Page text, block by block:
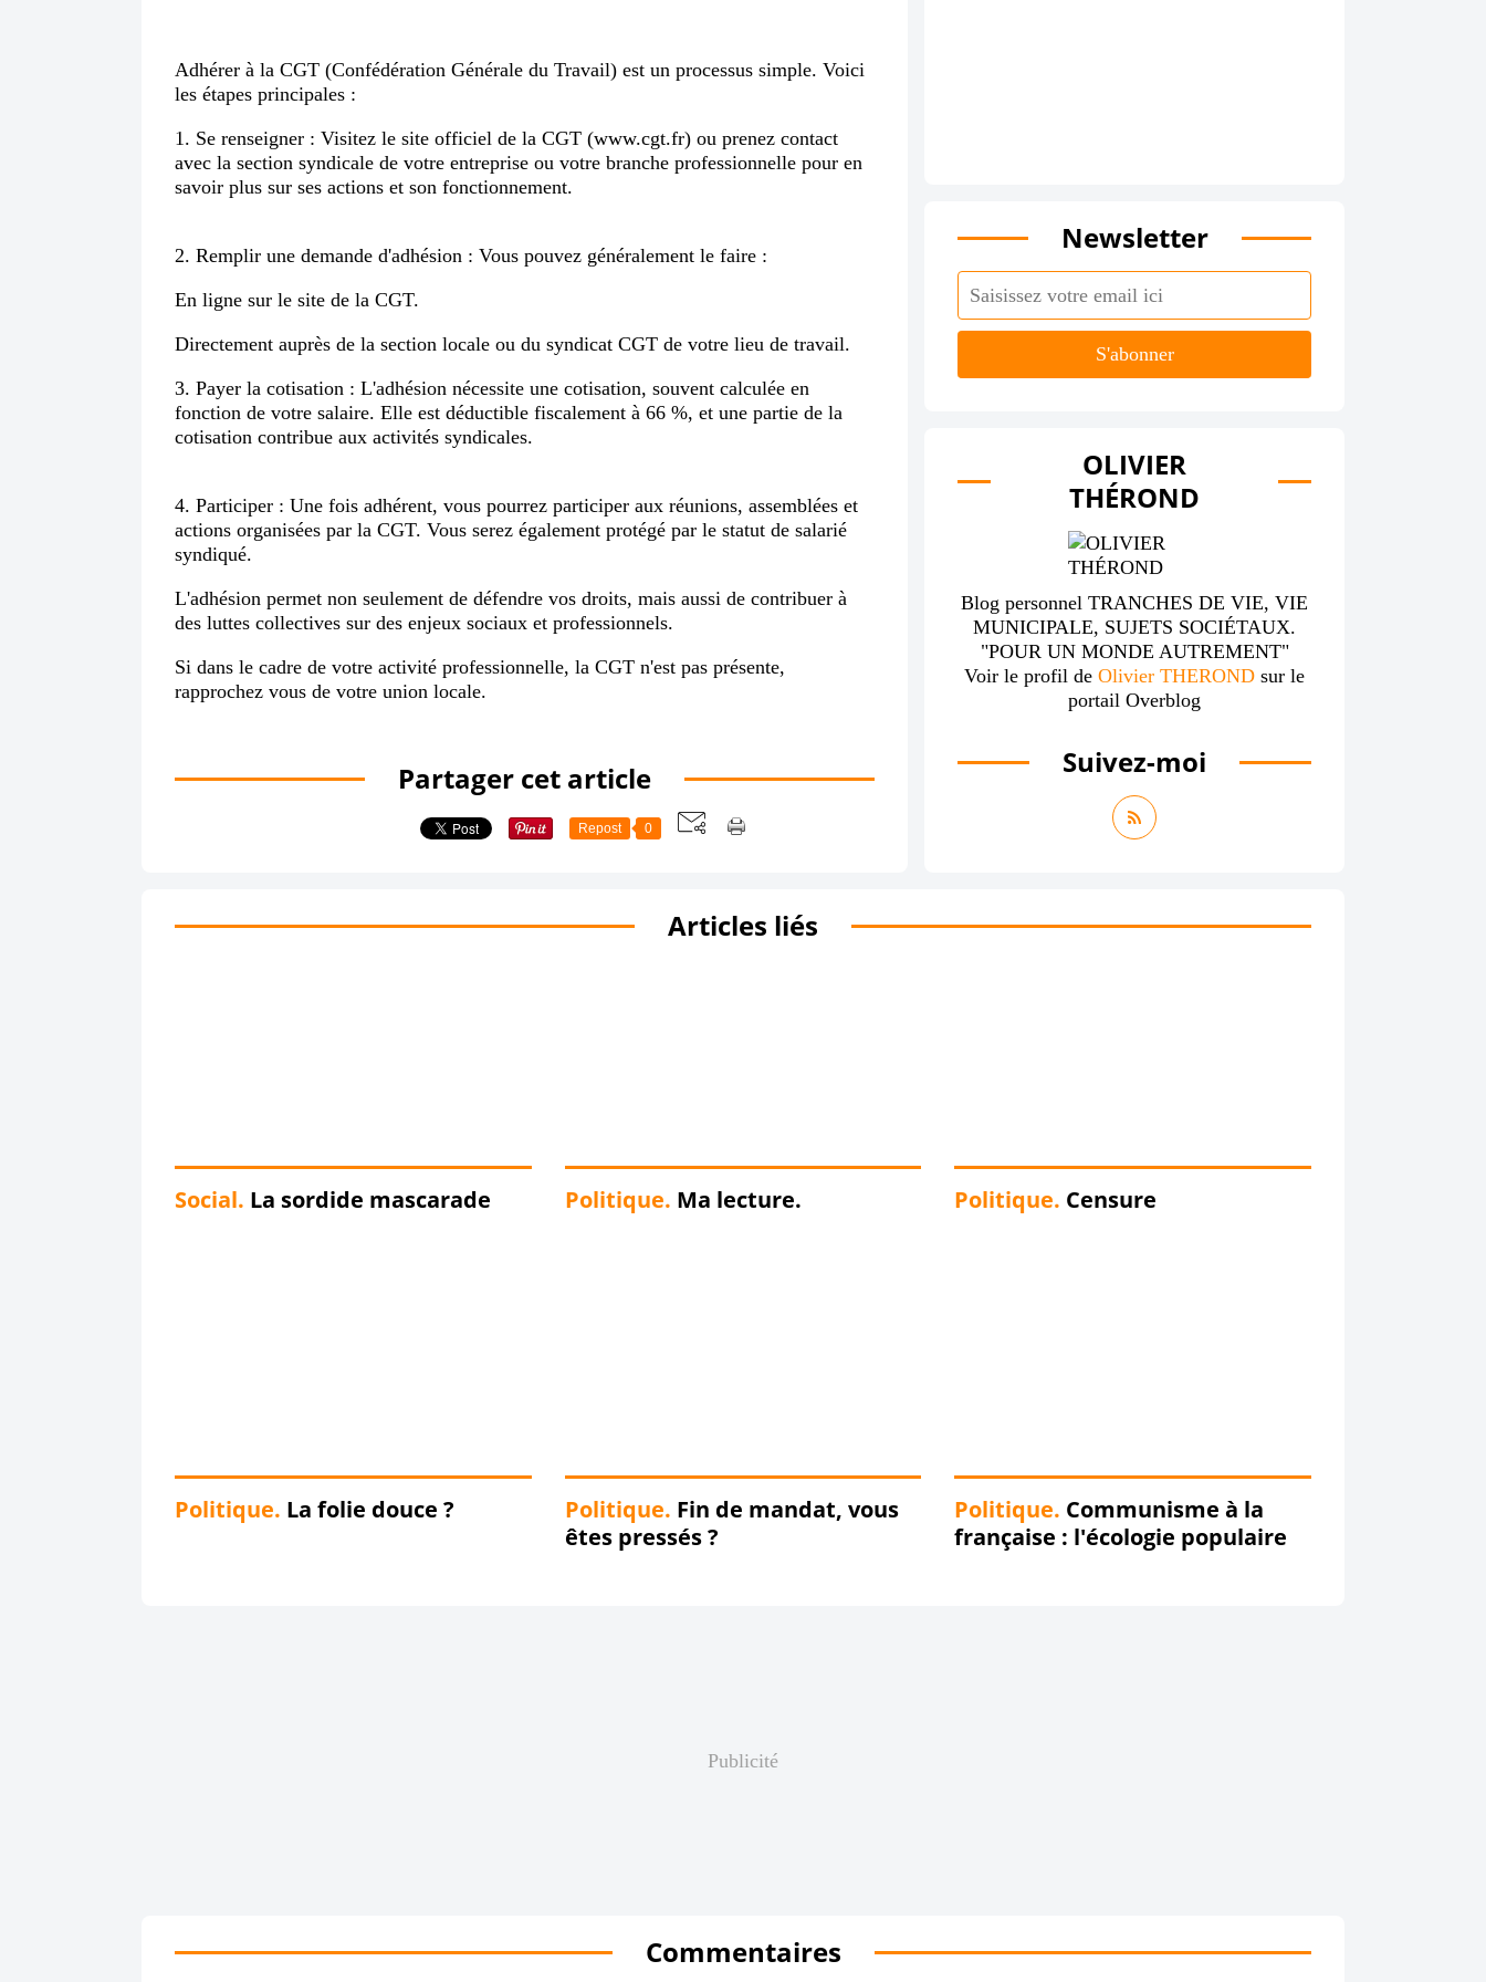
Adhérer à la CGT (Confédération Générale du Travail) est un processus simple. Voici
les étapes principales :
1. Se renseigner : Visitez le site officiel de la CGT (www.cgt.fr) ou prenez contact
avec la section syndicale de votre entreprise ou votre branche professionnelle pour en
savoir plus sur ses actions et son fonctionnement.
2. Remplir une demande d'adhésion : Vous pouvez généralement le faire :
En ligne sur le site de la CGT.
Directement auprès de la section locale ou du syndicat CGT de votre lieu de travail.
3. Payer la cotisation : L'adhésion nécessite une cotisation, souvent calculée en
fonction de votre salaire. Elle est déductible fiscalement à 66 %, et une partie de la
cotisation contribue aux activités syndicales.
4. Participer : Une fois adhérent, vous pourrez participer aux réunions, assemblées et
actions organisées par la CGT. Vous serez également protégé par le statut de salarié
syndiqué.
L'adhésion permet non seulement de défendre vos droits, mais aussi de contribuer à
des luttes collectives sur des enjeux sociaux et professionnels.
Si dans le cadre de votre activité professionnelle, la CGT n'est pas présente,
rapprochez vous de votre union locale.
Partager cet article
Repost 0
Newsletter
OLIVIER
THÉROND
Blog personnel TRANCHES DE VIE, VIE
MUNICIPALE, SUJETS SOCIÉTAUX.
"POUR UN MONDE AUTREMENT"
Voir le profil de Olivier THEROND sur le
portail Overblog
Suivez-moi
Articles liés
Social. La sordide mascarade Politique. Ma lecture. Politique. Censure
Politique. La folie douce ? Politique. Fin de mandat, vous
êtes pressés ?
Politique. Communisme à la
française : l'écologie populaire
Publicité
Commentaires